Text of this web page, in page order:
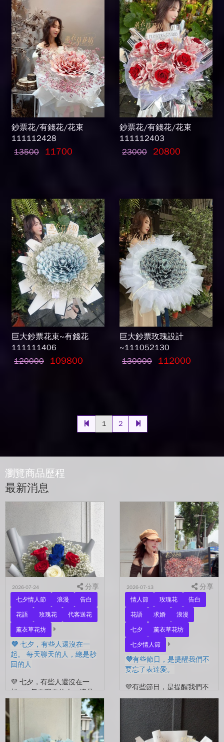
鈔票花/有錢花/花束
111112428
13500
11700
鈔票花/有錢花/花束
111112403
23000
20800
巨大鈔票花束~有錢花
111111406
120000
109800
巨大鈔票玫瑰設計
~111052130
130000
112000
1 2
瀏覽商品歷程
最新消息
2026-07-24 分享
七夕情人節 浪漫
告白
花語
玫瑰花
代客送花
薰衣草花坊
💜 七夕，有些人還沒在一
起。 每天聊天的人，總是秒
回的人
💜 七夕，有些人還沒在一
起。 每天聊天的人，總是
秒回的人， 會記得你愛喝什
麼、喜歡什麼的人。 你們
沒有說過喜歡，卻早已習慣
彼此存在。 七夕快到...
2026-07-13 分享
情人節 玫瑰花
告白
花語
求婚
浪漫
七夕
薰衣草花坊
七夕情人節
💜有些節日，是提醒我們不
要忘了表達愛。
💜有些節日，是提醒我們不
要忘了表達愛。 平常的日
子，總是忙著工作、忙著生
活。 那些想說的謝謝、想
說的辛苦了、想說的我愛
你。 常常就這樣，留到了